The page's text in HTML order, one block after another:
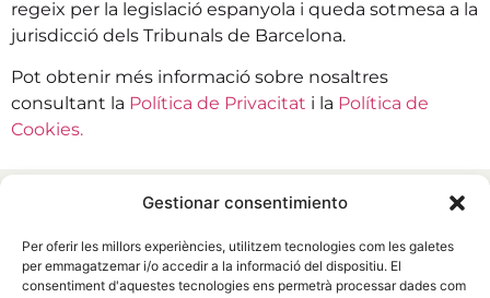
Gestionar consentimiento
Per oferir les millors experiències, utilitzem tecnologies com les galetes
per emmagatzemar i/o accedir a la informació del dispositiu. El
consentiment d'aquestes tecnologies ens permetrà processar dades com
regeix per la legislació espanyola i queda sotmesa a la
jurisdicció dels Tribunals de Barcelona.
Pot obtenir més informació sobre nosaltres
consultant la Política de Privacitat i la Política de
Cookies.
649 80 11 86
Inici
Qui som
Espai clients
Espai Corredors